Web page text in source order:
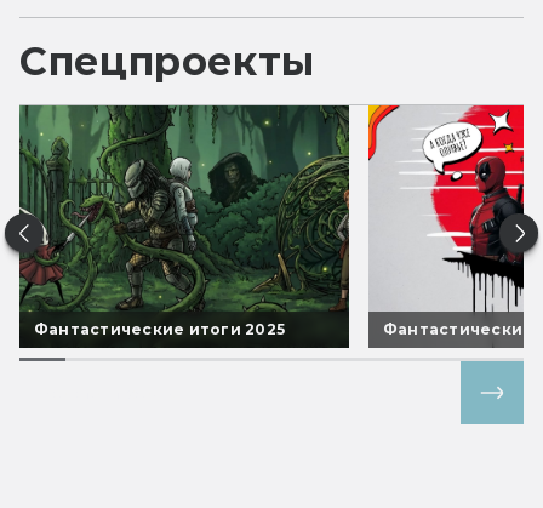
Спецпроекты
Фантастические итоги 2025 Фантастические